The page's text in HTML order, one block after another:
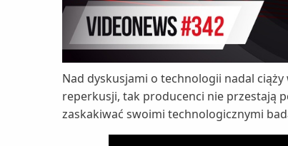
Nad dyskusjami o technologii nadal
reperkusji, tak producenci nie przestają
zaskakiwać swoimi technologicznymi